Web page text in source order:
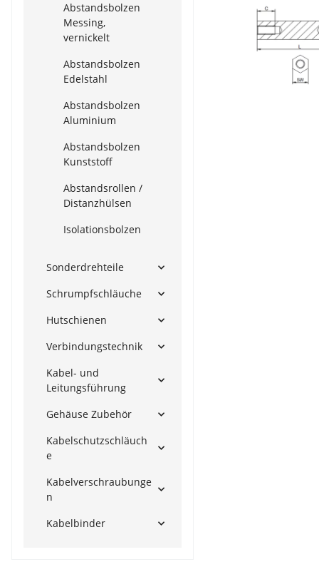
Abstandsbolzen
Messing,
vernickelt
Abstandsbolzen
Edelstahl
Abstandsbolzen
Aluminium
Abstandsbolzen
Kunststoff
Abstandsrollen /
Distanzhülsen
Isolationsbolzen
Sonderdrehteile
Schrumpfschläuche
Hutschienen
Verbindungstechnik
Kabel- und
Leitungsführung
Gehäuse Zubehör
Kabelschutzschläuch
e
Kabelverschraubunge
n
Kabelbinder